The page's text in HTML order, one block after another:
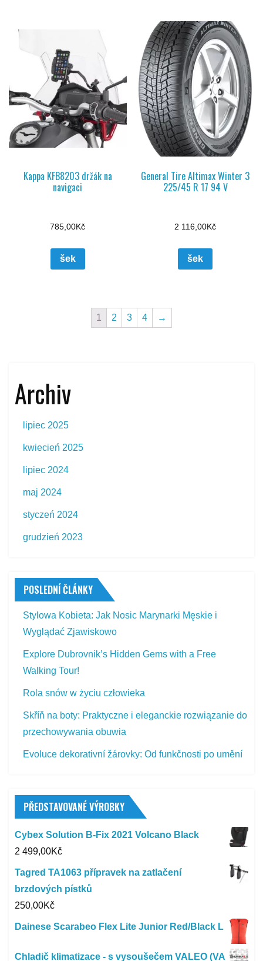
Kappa KFB8203 držák na
navigaci
785,00Kč
šek
General Tire Altimax Winter 3
225/45 R 17 94 V
2 116,00Kč
šek
1 2 3 4 →
Archiv
lipiec 2025
kwiecień 2025
lipiec 2024
maj 2024
styczeń 2024
grudzień 2023
POSLEDNÍ ČLÁNKY
Stylowa Kobieta: Jak Nosic Marynarki Męskie i
Wyglądać Zjawiskowo
Explore Dubrovnik’s Hidden Gems with a Free
Walking Tour!
Rola snów w życiu człowieka
Skříň na boty: Praktyczne i eleganckie rozwiązanie do
przechowywania obuwia
Evoluce dekorativní žárovky: Od funkčnosti po umění
PŘEDSTAVOVANÉ VÝROBKY
Cybex Solution B-Fix 2021 Volcano Black
2 499,00Kč
Tagred TA1063 přípravek na zatlačení
brzdových pístků
250,00Kč
Dainese Scarabeo Flex Lite Junior Red/Black L
Chladič klimatizace - s vysoušečem VALEO (VA